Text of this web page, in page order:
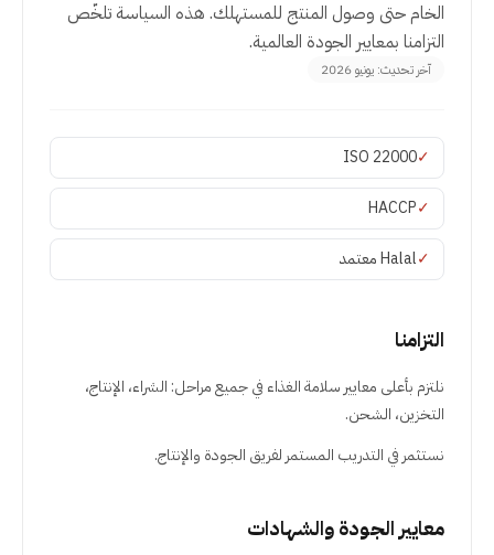
الخام حتى وصول المنتج للمستهلك. هذه السياسة تلخّص
التزامنا بمعايير الجودة العالمية.
آخر تحديث: يونيو 2026
✓
ISO 22000
✓
HACCP
✓Halal معتمد
التزامنا
نلتزم بأعلى معايير سلامة الغذاء في جميع مراحل: الشراء، الإنتاج،
التخزين، الشحن.
نستثمر في التدريب المستمر لفريق الجودة والإنتاج.
معايير الجودة والشهادات